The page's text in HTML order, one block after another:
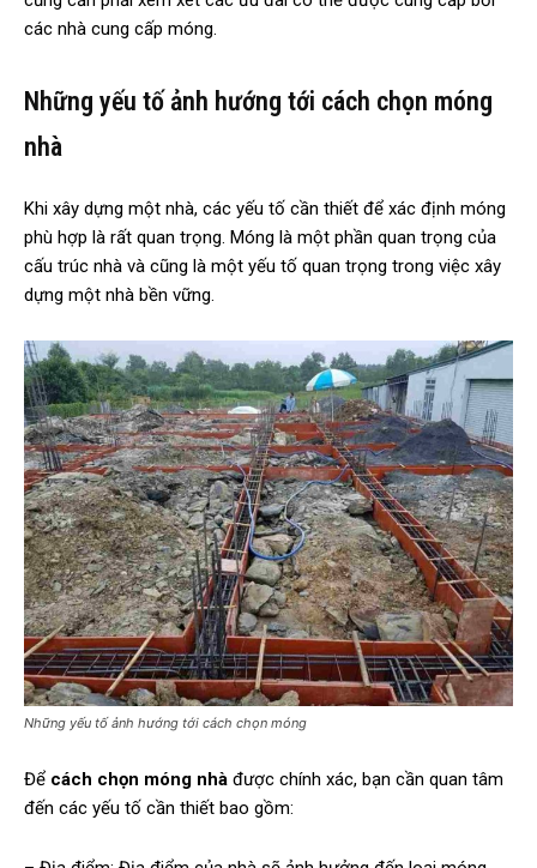
các nhà cung cấp móng.
Những yếu tố ảnh hướng tới cách chọn móng
nhà
Khi xây dựng một nhà, các yếu tố cần thiết để xác định móng
phù hợp là rất quan trọng. Móng là một phần quan trọng của
cấu trúc nhà và cũng là một yếu tố quan trọng trong việc xây
dựng một nhà bền vững.
Những yếu tố ảnh hướng tới cách chọn móng
Để cách chọn móng nhà được chính xác, bạn cần quan tâm
đến các yếu tố cần thiết bao gồm: